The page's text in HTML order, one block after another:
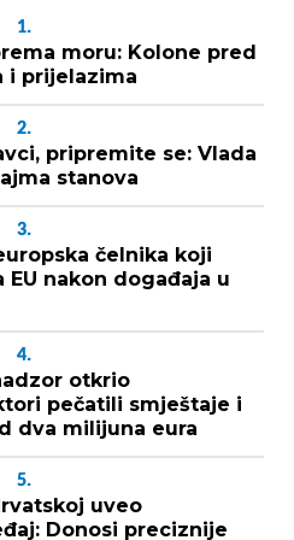
1.
moru: Kolone pred
i prijelazima
2.
pripremite se: Vlada
stanova
3.
čelnika koji
nakon događaja u
4.
otkrio
pečatili smještaje i
dva milijuna eura
5.
uveo
Donosi preciznije